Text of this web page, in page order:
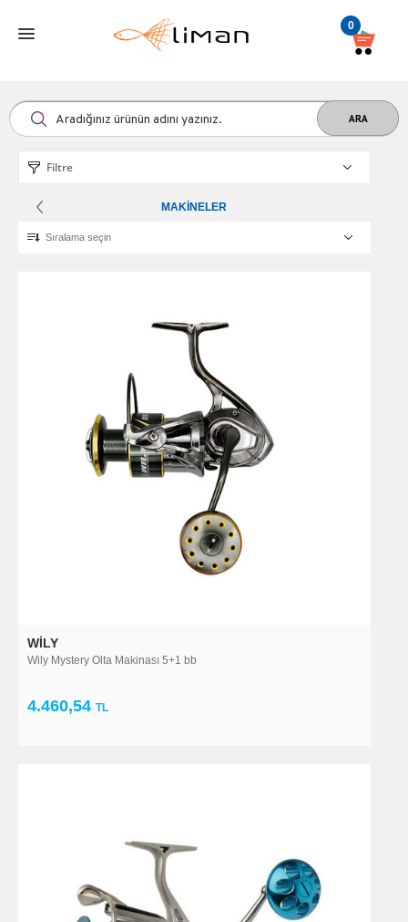
0
Filtre
MAKINELER
Sıralama seçin
WILY
Wily Mystery Olta Makinası 5+1 bb
4.460,54 TL